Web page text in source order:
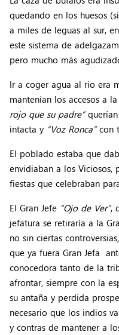
quedando en los huesos
a miles de leguas al sur,
este sistema de
pero mucho más
Ir a coger agua al rio era
mantenían los accesos a
rojo que su padre”querían
intacta y “Voz Ronca”con
El poblado estaba que
envidiaban a los Viciosos,
fiestas que celebraban
El Gran Jefe “Ojo de Ver”,
jefatura se retiraría a la
no sin ciertas
que ya fuera Gran Jefa
conocedora tanto de la
afrontar, siempre con la
su antaña y perdida
necesario que los indios
y contras de mantener a